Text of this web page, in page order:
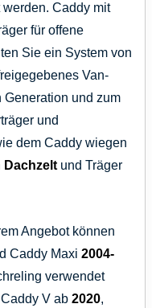
Caddy mit
für offene
Sie ein System von
Van-
Generation und zum
und
dem Caddy wiegen
Dachzelt und Träger
Angebot können
Caddy Maxi 2004-
verwendet
V ab 2020,